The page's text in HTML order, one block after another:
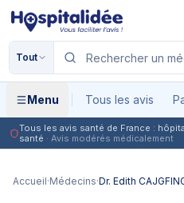
Aller au contenu principal
Tout
Menu Tous les avis
Tous les avis santé de France :
santé · Avis modérés médicalement
Accueil·Médecins·Dr. Edith